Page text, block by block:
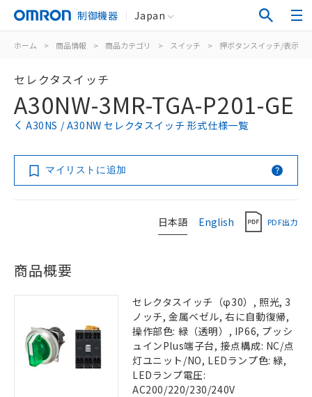
制御機器 Japan
ホーム > 商品情報 > 商品カテゴリ > スイッチ > 押ボタンスイッチ/表示灯
セレクタスイッチ
A30NW-3MR-TGA-P201-GE
A30NS / A30NW セレクタスイッチ 形式仕様一覧
マイリストに追加
日本語 English PDF出力
商品概要
セレクタスイッチ（φ30）, 照光, 3
ノッチ, 金属ベゼル, 右に自動復帰,
操作部色: 緑（透明）, IP66, プッシ
ュインPlus端子台, 接点構成: NC/点
灯ユニット/NO, LEDランプ色: 緑,
LEDランプ電圧:
AC200/220/230/240V